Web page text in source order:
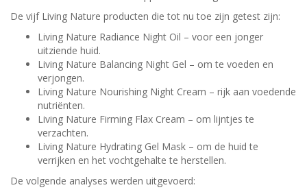
De vijf Living Nature producten die tot nu toe zijn getest zijn:
Living Nature Radiance Night Oil – voor een jonger
uitziende huid.
Living Nature Balancing Night Gel – om te voeden en
verjongen.
Living Nature Nourishing Night Cream – rijk aan voedende
nutriënten.
Living Nature Firming Flax Cream – om lijntjes te
verzachten.
Living Nature Hydrating Gel Mask – om de huid te
verrijken en het vochtgehalte te herstellen.
De volgende analyses werden uitgevoerd: